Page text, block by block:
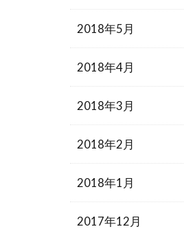
2018年5月
2018年4月
2018年3月
2018年2月
2018年1月
2017年12月